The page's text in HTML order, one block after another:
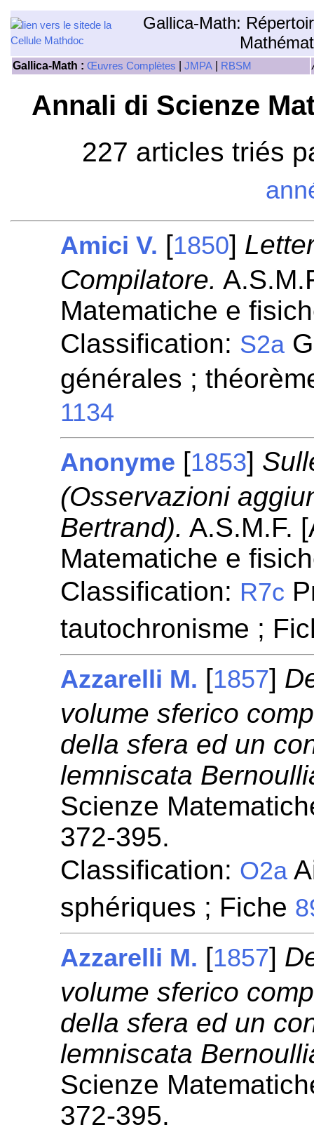
Gallica-Math:
Gallica-Math : Œuvres Complètes JMPA RBSM
Annali di Scienze
227 articles triés
Amici V. [1850]
Compilatore.
Matematiche e
Classification: S2a
générales ;
1134
Anonyme [1853]
(Osservazioni
Bertrand). A.S.M.F.
Matematiche e
Classification: R7c
tautochronisme ;
Azzarelli M. [1857]
volume sferico
della sfera ed un
lemniscata
Scienze
372-395.
Classification: O2a
sphériques ; Fiche
Azzarelli M. [1857]
volume sferico
della sfera ed un
lemniscata
Scienze
372-395.